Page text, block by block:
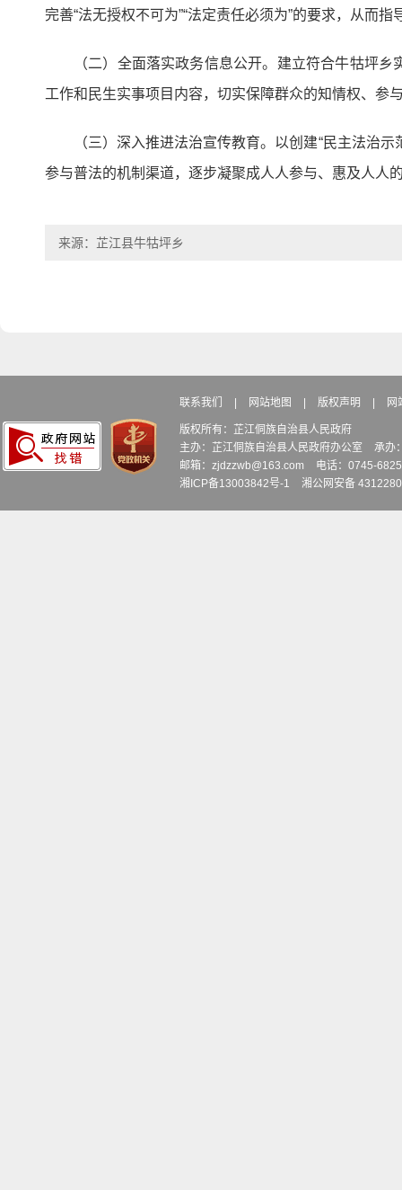
完善“法无授权不可为”“法定责任必须为”的要求，从而
（二）全面落实政务信息公开。建立符合牛牯坪
工作和民生实事项目内容，切实保障群众的知情权、参
（三）深入推进法治宣传教育。以创建“民主法治
参与普法的机制渠道，逐步凝聚成人人参与、惠及人人
来源：芷江县牛牯坪乡
联系我们 网站地图 版权声明 网
版权所有：芷江侗族自治县人民政府
主办：芷江侗族自治县人民政府办公室
承办
邮箱：zjdzzwb@163.com
电话：0745-
湘ICP备13003842号-1
湘公网安备